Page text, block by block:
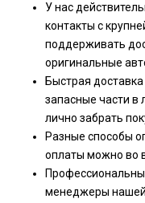
У нас
контакты с
поддерживать
оригинальные
Быстрая
запасные части
лично забрать
Разные способы
оплаты можно во
менеджеры